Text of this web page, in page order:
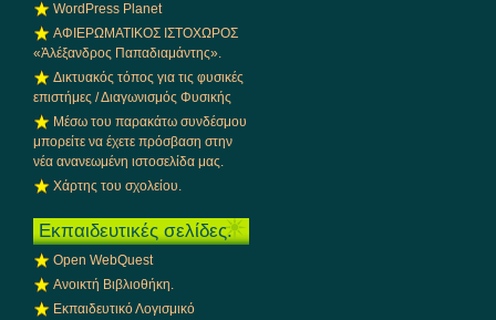
WordPress Planet
ΑΦΙΕΡΩΜΑΤΙΚΟΣ ΙΣΤΟΧΩΡΟΣ
«Ἀλέξανδρος Παπαδιαμάντης».
Δικτυακός τόπος για τις φυσικές
επιστήμες / Διαγωνισμός Φυσικής
Μέσω του παρακάτω συνδέσμου
μπορείτε να έχετε πρόσβαση στην
νέα ανανεωμένη ιστοσελίδα μας.
Χάρτης του σχολείου.
Εκπαιδευτικές σελίδες.
Open WebQuest
Ανοικτή Βιβλιοθήκη.
Εκπαιδευτικό Λογισμικό